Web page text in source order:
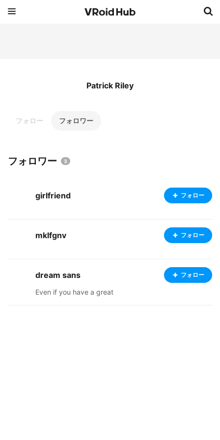
Patrick Riley
フォロー フォロワー
フォロワー 3
girlfriend フォロー
mklfgnv フォロー
dream sans フォロー
Even if you have a great